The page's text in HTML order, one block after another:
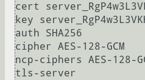
cert
key
auth SHA256
cipher AES-128-GCM
ncp-ciphers AES-128-
tls-server